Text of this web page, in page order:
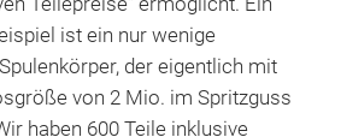
ist ein nur wenige
der eigentlich mit
von 2 Mio. im Spritzguss
haben 600 Teile inklusive